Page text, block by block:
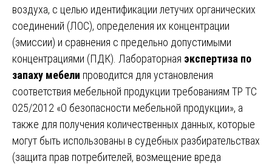
воздуха, с целью идентификации летучих органических
соединений (ЛОС), определения их концентрации
(эмиссии) и сравнения с предельно допустимыми
концентрациями (ПДК). Лабораторная экспертиза по
запаху мебели проводится для установления
соответствия мебельной продукции требованиям ТР ТС
025/2012 «О безопасности мебельной продукции», а
также для получения количественных данных, которые
могут быть использованы в судебных разбирательствах
(защита прав потребителей, возмещение вреда